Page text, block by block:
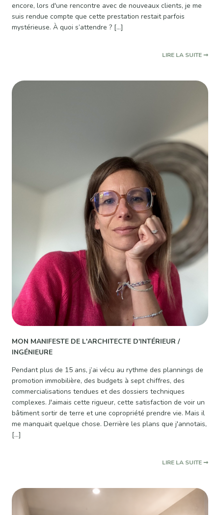
encore, lors d'une rencontre avec de nouveaux clients, je me
suis rendue compte que cette prestation restait parfois
mystérieuse. À quoi s’attendre ? […]
MON MANIFESTE DE L'ARCHITECTE D'INTÉRIEUR /
INGÉNIEURE
Pendant plus de 15 ans, j’ai vécu au rythme des plannings de
promotion immobilière, des budgets à sept chiffres, des
commercialisations tendues et des dossiers techniques
complexes. J'aimais cette rigueur, cette satisfaction de voir un
bâtiment sortir de terre et une copropriété prendre vie. Mais il
me manquait quelque chose. Derrière les plans que j'annotais,
[…]